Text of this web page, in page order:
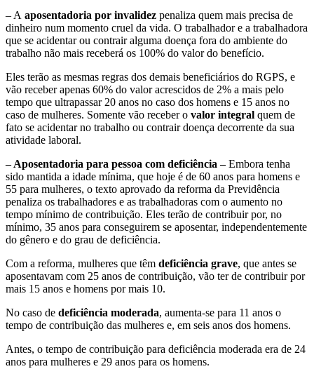
– A aposentadoria por invalidez penaliza quem mais precisa de
dinheiro num momento cruel da vida. O trabalhador e a trabalhadora
que se acidentar ou contrair alguma doença fora do ambiente do
trabalho não mais receberá os 100% do valor do benefício.
Eles terão as mesmas regras dos demais beneficiários do RGPS, e
vão receber apenas 60% do valor acrescidos de 2% a mais pelo
tempo que ultrapassar 20 anos no caso dos homens e 15 anos no
caso de mulheres. Somente vão receber o valor integral quem de
fato se acidentar no trabalho ou contrair doença decorrente da sua
atividade laboral.
– Aposentadoria para pessoa com deficiência –Embora tenha
sido mantida a idade mínima, que hoje é de 60 anos para homens e
55 para mulheres, o texto aprovado da reforma da Previdência
penaliza os trabalhadores e as trabalhadoras com o aumento no
tempo mínimo de contribuição. Eles terão de contribuir por, no
mínimo, 35 anos para conseguirem se aposentar, independentemente
do gênero e do grau de deficiência.
Com a reforma, mulheres que têm deficiência grave, que antes se
aposentavam com 25 anos de contribuição, vão ter de contribuir por
mais 15 anos e homens por mais 10.
No caso de deficiência moderada, aumenta-se para 11 anos o
tempo de contribuição das mulheres e, em seis anos dos homens.
Antes, o tempo de contribuição para deficiência moderada era de 24
anos para mulheres e 29 anos para os homens.